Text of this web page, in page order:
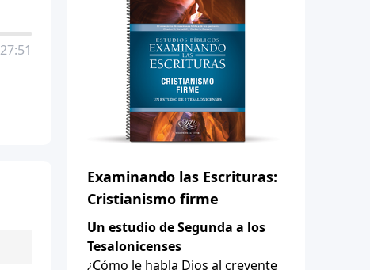
27:51
Examinando las Escrituras:
Cristianismo firme
Un estudio de Segunda a los
Tesalonicenses
¿Cómo le habla Dios al creyente